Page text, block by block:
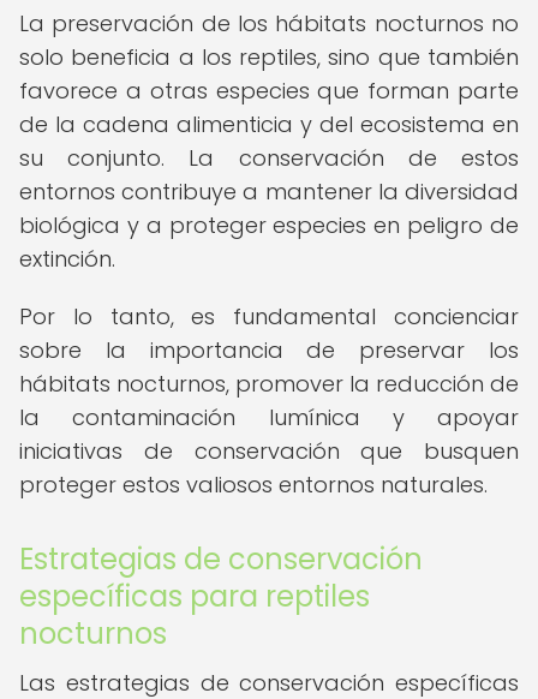
La preservación de los hábitats nocturnos no
solo beneficia a los reptiles, sino que también
favorece a otras especies que forman parte
de la cadena alimenticia y del ecosistema en
su conjunto. La conservación de estos
entornos contribuye a mantener la diversidad
biológica y a proteger especies en peligro de
extinción.
Por lo tanto, es fundamental concienciar
sobre la importancia de preservar los
hábitats nocturnos, promover la reducción de
la contaminación lumínica y apoyar
iniciativas de conservación que busquen
proteger estos valiosos entornos naturales.
Estrategias de conservación
específicas para reptiles
nocturnos
Las estrategias de conservación específicas